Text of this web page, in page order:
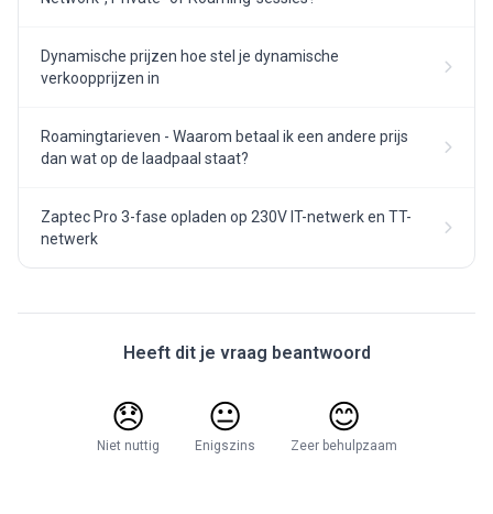
Dynamische prijzen hoe stel je dynamische
verkoopprijzen in
Roamingtarieven - Waarom betaal ik een andere prijs
dan wat op de laadpaal staat?
Zaptec Pro 3-fase opladen op 230V IT-netwerk en TT-
netwerk
Heeft dit je vraag beantwoord
😞
Niet nuttig
😐
Enigszins
😊
Zeer behulpzaam